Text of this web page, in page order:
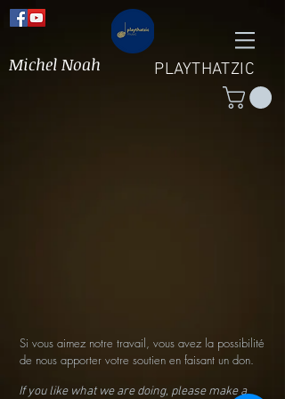
Michel Noah PLAYTHATZIC
Si vous aimez notre travail, vous avez la possibilité
de nous apporter votre soutien en faisant un don.
If you like what we are doing, please make a